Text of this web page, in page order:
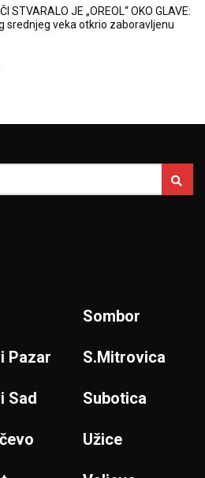
STVARALO JE „OREOL“ OKO GLAVE:
srednjeg veka otkrio zaboravljenu
Pazar
Sad
Sombor
S.Mitrovica
Subotica
Užice